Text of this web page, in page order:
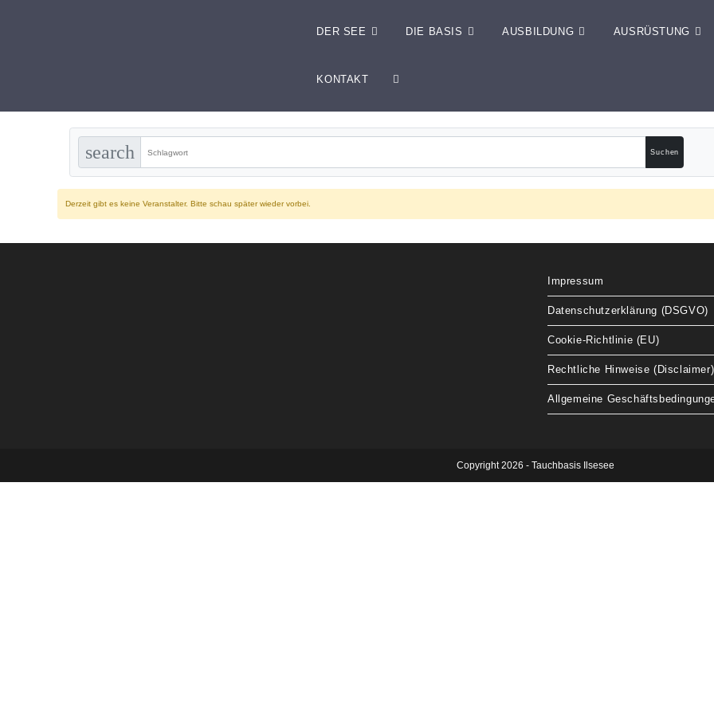
DER SEE DIE BASIS AUSBILDUNG AUSRÜSTUNG
KONTAKT
search
Derzeit gibt es keine Veranstalter. Bitte schau später wieder vorbei.
Impressum
Datenschutzerklärung (DSGVO)
Cookie-Richtlinie (EU)
Rechtliche Hinweise (Disclaimer)
Allgemeine
Copyright 2026 - Tauchbasis Ilsesee